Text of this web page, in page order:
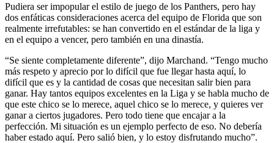
Pudiera ser impopular el estilo de juego de los Panthers, pero hay
dos enfáticas consideraciones acerca del equipo de Florida que son
realmente irrefutables: se han convertido en el estándar de la liga y
en el equipo a vencer, pero también en una dinastía.
“Se siente completamente diferente”, dijo Marchand. “Tengo mucho
más respeto y aprecio por lo difícil que fue llegar hasta aquí, lo
difícil que es y la cantidad de cosas que necesitan salir bien para
ganar. Hay tantos equipos excelentes en la Liga y se habla mucho de
que este chico se lo merece, aquel chico se lo merece, y quieres ver
ganar a ciertos jugadores. Pero todo tiene que encajar a la
perfección. Mi situación es un ejemplo perfecto de eso. No debería
haber estado aquí. Pero salió bien, y lo estoy disfrutando mucho”.